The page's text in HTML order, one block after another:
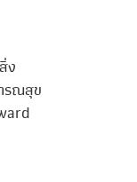
ง
รณสุข